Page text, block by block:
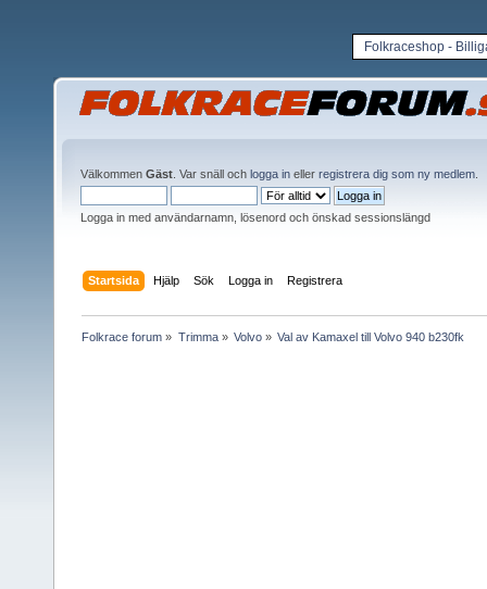
Folkraceshop -
Välkommen Gäst . Var snäll och logga in eller registrera dig som ny medlem
Logga in med användarnamn, lösenord och önskad sessionslängd
Startsida Hjälp Sök Logga in Registrera
Folkrace forum » Trimma» Volvo» Val av Kamaxel till Volvo 940 b230fk